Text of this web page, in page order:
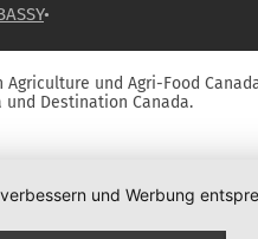
•
und Agri-Food
Destination Canada.
und Werbung